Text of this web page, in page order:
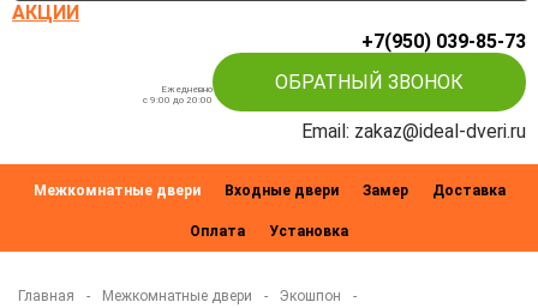
АКЦИИ
+7(950) 039-85-73
Ежедневно
c 9:00 до 20:00
ОБРАТНЫЙ ЗВОНОК
Email: zakaz@ideal-dveri.ru
Межкомнатные двери Входные двери Замер Доставка
Оплата Установка
Главная - Межкомнатные двери - Экошпон
-